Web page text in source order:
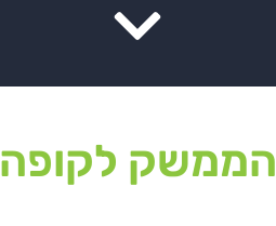
הממשק לקופה